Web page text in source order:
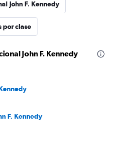
John F. Kennedy
por clase
John F. Kennedy
F. Kennedy